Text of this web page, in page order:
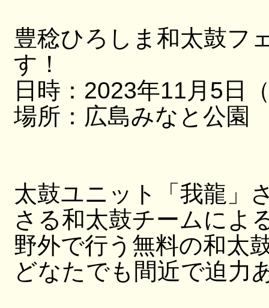
豊稔ひろしま和太鼓フ
す！
日時：2023年11月5日
場所：広島みなと公園
太鼓ユニット「我龍」
さる和太鼓チームによ
野外で行う無料の和太
どなたでも間近で迫力